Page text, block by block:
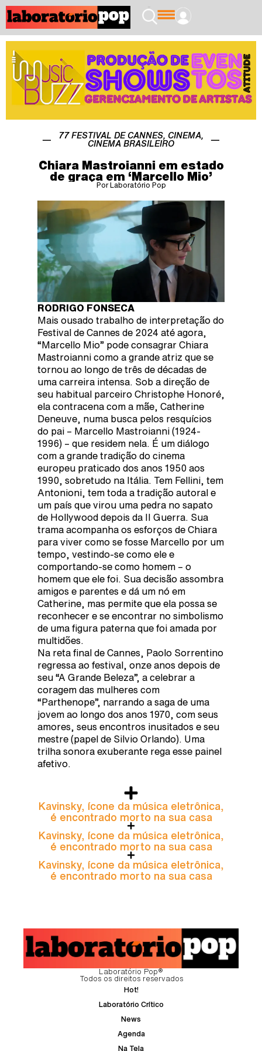
77 FESTIVAL DE CANNES CINEMA
CINEMA BRASILEIRO
Chiara Mastroianni em estado
de graça em ‘Marcello Mio’
Por Laboratório Pop
RODRIGO FONSECA
Mais ousado trabalho de interpretação do
Festival de Cannes de 2024 até agora,
“Marcello Mio” pode consagrar Chiara
Mastroianni como a grande atriz que se
tornou ao longo de três de décadas de
uma carreira intensa. Sob a direção de
seu habitual parceiro Christophe Honoré,
ela contracena com a mãe, Catherine
Deneuve, numa busca pelos resquícios
do pai – Marcello Mastroianni (1924-
1996) – que residem nela. É um diálogo
com a grande tradição do cinema
europeu praticado dos anos 1950 aos
1990, sobretudo na Itália. Tem Fellini, tem
Antonioni, tem toda a tradição autoral e
um país que virou uma pedra no sapato
de Hollywood depois da II Guerra. Sua
trama acompanha os esforços de Chiara
para viver como se fosse Marcello por um
tempo, vestindo-se como ele e
comportando-se como homem – o
homem que ele foi. Sua decisão assombra
amigos e parentes e dá um nó em
Catherine, mas permite que ela possa se
reconhecer e se encontrar no simbolismo
de uma figura paterna que foi amada por
multidões.
Na reta final de Cannes, Paolo Sorrentino
regressa ao festival, onze anos depois de
seu “A Grande Beleza”, a celebrar a
coragem das mulheres com
“Parthenope”, narrando a saga de uma
jovem ao longo dos anos 1970, com seus
amores, seus encontros inusitados e seu
mestre (papel de Silvio Orlando). Uma
trilha sonora exuberante rega esse painel
afetivo.
Kavinsky, ícone da música eletrônica,
é encontrado morto na sua casa
Kavinsky, ícone da música eletrônica,
é encontrado morto na sua casa
Kavinsky, ícone da música eletrônica,
é encontrado morto na sua casa
Laboratório Pop®
Todos os direitos reservados
Hot!
Laboratório Crítico
News
Agenda
Na Tela